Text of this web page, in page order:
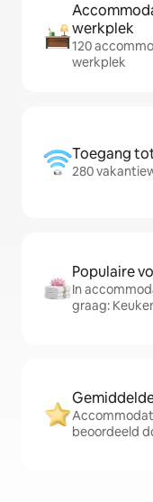
werkplek
120
werkplek
Toegang
280
Populaire
In
graag:
beoordeeld